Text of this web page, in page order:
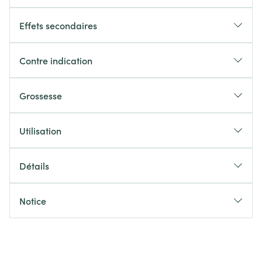
Effets secondaires
Contre indication
Grossesse
Utilisation
Détails
Notice